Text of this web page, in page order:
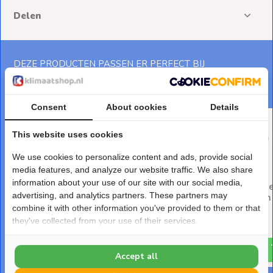
Delen
DEZE PRODUCTEN PASSEN ER PERFECT BIJ
Maak je bestelling af
Airco Buitenunit
Wandbeugel Easy Fit S-
381P
€ 45,-
Trillingsdempers M8
4 stuks • Conisch
Deliverytime
Consent About cookies Details
This website uses cookies
We use cookies to personalize content and ads, provide social
media features, and analyze our website traffic. We also share
information about your use of our site with our social media,
advertising, and analytics partners. These partners may
combine it with other information you've provided to them or that
they've collected from your use of their services.
Accept all